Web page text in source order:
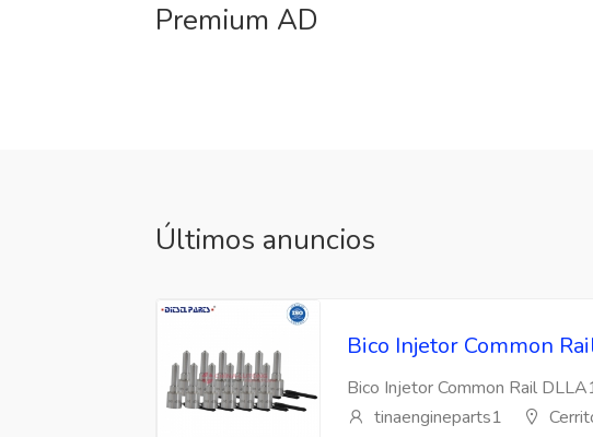
Premium AD
Últimos anuncios
Bico Injetor Common
Bico Injetor Common Rail
tinaengineparts1